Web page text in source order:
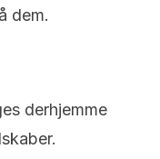
dem.
derhjemme